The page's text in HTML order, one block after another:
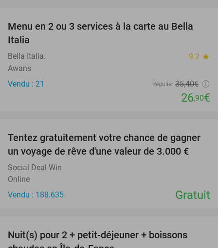
24%
Menu en 2 ou 3 services à la carte au Bella
Italia
Bella Italia. 9.2 star
Awans
Vendu : 21
Régulier 35,40€
26,90€
Tentez gratuitement votre chance de gagner
un voyage de rêve d'une valeur de 3.000 €
Social Deal Win
Online
Vendu : 188.635
Gratuit
Nuit(s) pour 2 + petit-déjeuner + boissons